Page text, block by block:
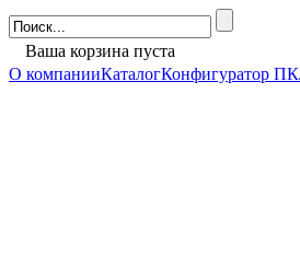
Ваша корзина пуста
О компанииКаталогКонфигуратор ПК